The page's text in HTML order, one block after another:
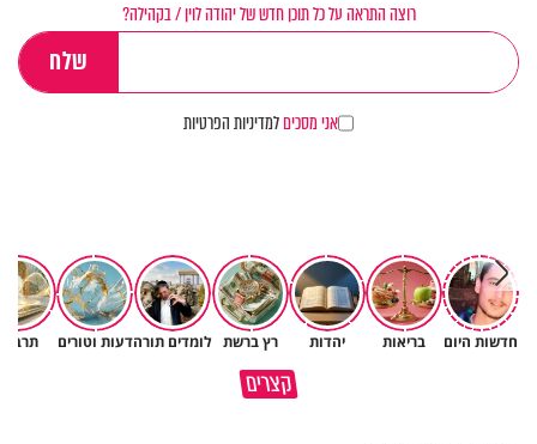
רוצה התראה על כל תוכן חדש של יהודה לוין / בקהילה?
אני מסכיםלמדיניות הפרטיות
חדשות היום בריאות יהדות רץ ברשת לומדים תורהדעות וטורים
קצרים
תשתמש באהבה של השם לטובתך
פותחים פתח קטן - ומקבלים